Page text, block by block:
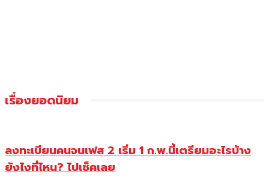
เรื่องยอดนิยม
ลงทะเบียนคนจนเฟส 2 เริ่ม 1 ก.พ.นี้เตรียมอะไรบ้าง
ยังไงที่ไหน? ไปเช็คเลย